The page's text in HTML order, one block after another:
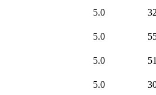
5.0
5.0
5.0
51
5.0